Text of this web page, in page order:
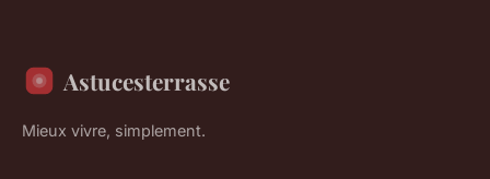
Astucesterrasse
Mieux vivre, simplement.